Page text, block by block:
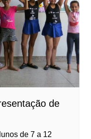
de
de 7 a 12